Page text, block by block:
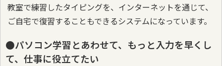
教室で練習したタイピングを、インターネットを通じて、
ご自宅で復習することもできるシステムになっています。
●パソコン学習とあわせて、もっと入力を早くし
て、仕事に役立てたい